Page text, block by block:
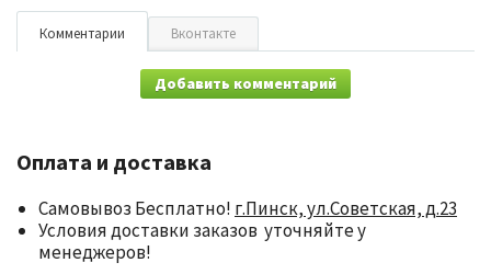
Комментарии Вконтакте
Добавить комментарий
Оплата и доставка
Самовывоз Бесплатно! г.Пинск, ул.Советская, д.23
Условия доставки заказов уточняйте у
менеджеров!